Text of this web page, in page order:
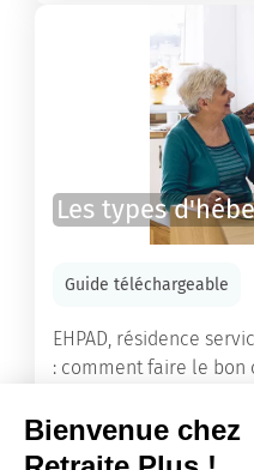
Les types
Guide téléchargeable
EHPAD, résidence
: comment faire le bon choix?
ainés.
Lire